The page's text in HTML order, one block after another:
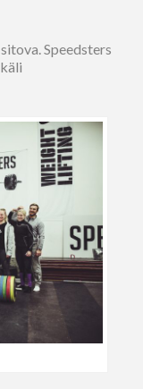
Speedsters